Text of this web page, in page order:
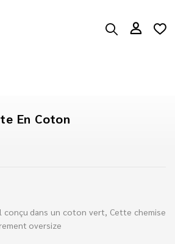
En Coton
conçu dans un coton vert, Cette chemise
oversize